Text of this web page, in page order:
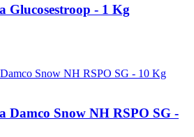
Glucosestroop - 1 Kg
Damco Snow NH RSPO SG -